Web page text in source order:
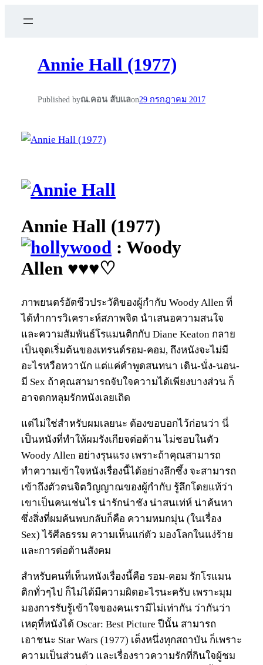
Annie Hall (1977)
Published byณ.คอน ลับแลon29 กรกฎาคม 2017
Annie Hall (1977)
: Woody
Allen ♥♥♥♡
ภาพยนตร์อัตชีวประวัติของผู้กำกับ Woody Allen ที่
ได้ทำการวิเคราะห์สภาพจิต นำเสนอความสนใจ
และความสัมพันธ์โรแมนติกกับ Diane Keaton กลาย
เป็นจุดเริ่มต้นของเทรนด์รอม-คอม, ถึงหนังจะไม่มี
อะไรหวือหวานัก แต่แค่คำพูดสนทนา เดิน-นั่ง-นอน-
มี Sex ถ้าคุณสามารถจับใจความได้เพียงบางส่วน ก็
อาจตกหลุมรักหนังเลยเถิด
แต่ไม่ใช่สำหรับผมเลยนะ ต้องขอบอกไว้ก่อนว่า นี่
เป็นหนังที่ทำให้ผมรังเกียจต่อต้าน ไม่ชอบในตัว
Woody Allen อย่างรุนแรง เพราะถ้าคุณสามารถ
ทำความเข้าใจหนังเรื่องนี้ได้อย่างลึกซึ้ง จะสามารถ
เข้าถึงตัวตนจิตวิญญาณของผู้กำกับ รู้ลึกโดยแท้ว่า
เขาเป็นคนเช่นไร น่ารักน่าชัง น่าสนเท่ห์ น่าค้นหา
ซึ่งสิ่งที่ผมค้นพบกลับก็คือ ความหมกมุ่น (ในเรื่อง
Sex) ไร้ศีลธรรม ความเห็นแก่ตัว มองโลกในแง่ร้าย
และการต่อต้านสังคม
สำหรับคนที่เห็นหนังเรื่องนี้คือ รอม-คอม รักโรแมน
ติกทั่วๆไป ก็ไม่ได้มีความผิดอะไรนะครับ เพราะมุม
มองการรับรู้เข้าใจของคนเรามีไม่เท่ากัน ว่ากันว่า
เหตุที่หนังได้ Oscar: Best Picture ปีนั้น สามารถ
เอาชนะ Star Wars (1977) เต็งหนึ่งทุกสถาบัน ก็เพราะ
ความเป็นส่วนตัว และเรื่องราวความรักที่กินใจผู้ชม